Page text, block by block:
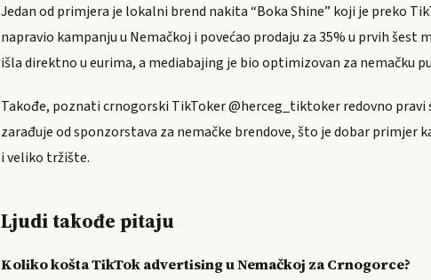
Jedan od primjera je lokalni brend nakita “Boka Shine” koji je preko
napravio kampanju u Nemačkoj i povećao prodaju za 35% u prvih šest
išla direktno u eurima, a mediabajing je bio optimizovan za nemačku
Takođe, poznati crnogorski TikToker @herceg_tiktoker redovno pravi
zarađuje od sponzorstava za nemačke brendove, što je dobar
i veliko tržište.
Ljudi takođe pitaju
Koliko košta TikTok advertising u Nemačkoj za Crnogorce?